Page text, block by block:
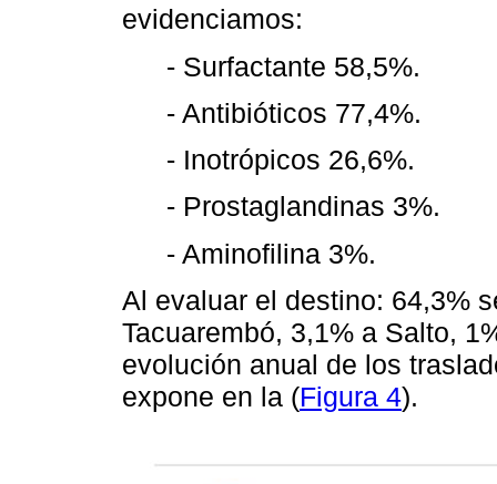
evidenciamos:
- Surfactante 58,5%.
- Antibióticos 77,4%.
- Inotrópicos 26,6%.
- Prostaglandinas 3%.
- Aminofilina 3%.
Al evaluar el destino: 64,3%
Tacuarembó, 3,1% a Salto,
evolución anual de los
expone en la (Figura 4).